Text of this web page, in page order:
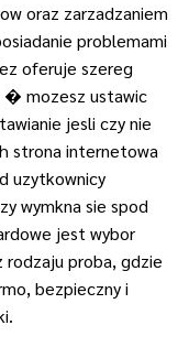
oraz zarzadzaniem
problemami
oferuje szereg
� mozesz ustawic
jesli czy nie
strona internetowa
uzytkownicy
wymkna sie spod
jest wybor
proba, gdzie
bezpieczny i